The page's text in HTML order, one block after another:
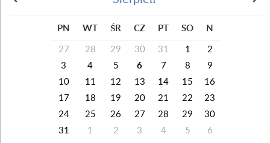
PN WT ŚR CZ PT SO N
27 28 29 30 31 1
2
3
4 5 6 7 8
9
10
11 12 13 14 15
16
17
18 19 20 21 22
23
24
25 26 27 28 29
30
31
1 2 3 4 5 6